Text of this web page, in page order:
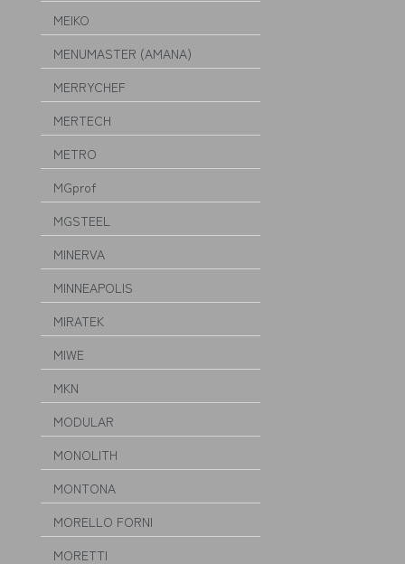
MEIKO
MENUMASTER (AMANA)
MERRYCHEF
MERTECH
METRO
MGprof
MGSTEEL
MINERVA
MINNEAPOLIS
MIRATEK
MIWE
MKN
MODULAR
MONOLITH
MONTONA
MORELLO FORNI
MORETTI